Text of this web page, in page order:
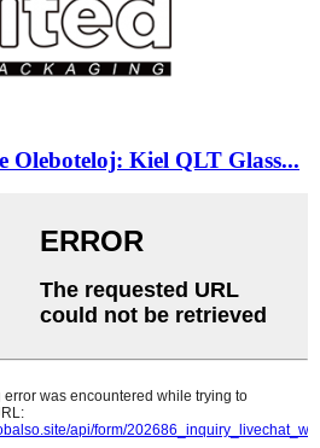
Oleboteloj: Kiel QLT Glass...
vi per nia pintnivela metiisteco kaj